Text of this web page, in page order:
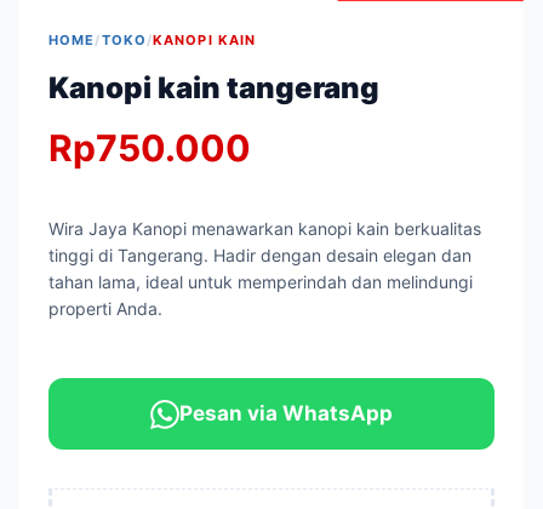
HOME /TOKO /KANOPI KAIN
Kanopi kain tangerang
Rp750.000
Wira Jaya Kanopi menawarkan kanopi kain berkualitas
tinggi di Tangerang. Hadir dengan desain elegan dan
tahan lama, ideal untuk memperindah dan melindungi
properti Anda.
Pesan via WhatsApp